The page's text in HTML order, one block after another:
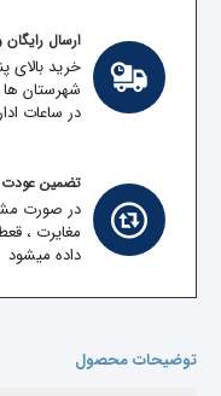
ارسال
خرید بالای
در ساعات
تضمین عودت
در صورت
مغایرت ،
داده میشود
توضیحات محصول